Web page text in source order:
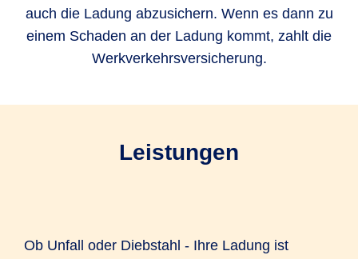
auch die Ladung abzusichern. Wenn es dann zu
einem Schaden an der Ladung kommt, zahlt die
Werkverkehrsversicherung.
Leistungen
Ob Unfall oder Diebstahl - Ihre Ladung ist